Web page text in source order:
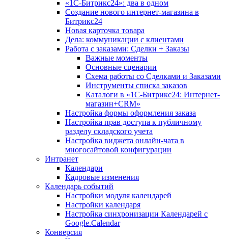
«1С-Битрикс24»: два в одном
Создание нового интернет-магазина в
Битрикс24
Новая карточка товара
Дела: коммуникации с клиентами
Работа с заказами: Сделки + Заказы
Важные моменты
Основные сценарии
Схема работы со Сделками и Заказами
Инструменты списка заказов
Каталоги в «1С-Битрикс24: Интернет-
магазин+CRM»
Настройка формы оформления заказа
Настройка прав доступа к публичному
разделу складского учета
Настройка виджета онлайн-чата в
многосайтовой конфигурации
Интранет
Календари
Кадровые изменения
Календарь событий
Настройки модуля календарей
Настройки календаря
Настройка синхронизации Календарей с
Google.Calendar
Конверсия